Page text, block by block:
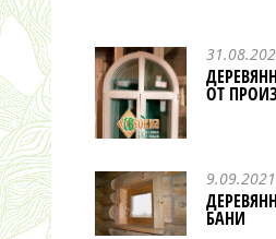
ОТ
9.09.2021
БАНИ